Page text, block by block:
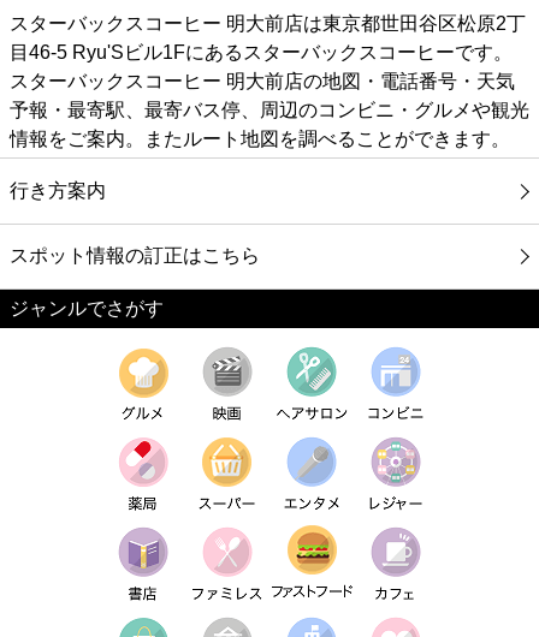
スターバックスコーヒー 明大前店は東京都世田谷区松原2丁
目46-5 Ryu'Sビル1Fにあるスターバックスコーヒーです。
スターバックスコーヒー 明大前店の地図・電話番号・天気
予報・最寄駅、最寄バス停、周辺のコンビニ・グルメや観光
情報をご案内。またルート地図を調べることができます。
行き方案内
スポット情報の訂正はこちら
ジャンルでさがす